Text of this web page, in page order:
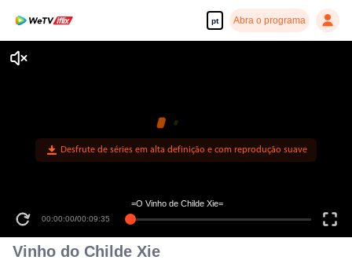
pt Abra o programa
Desfrute de séries em alta definição e com reprodução suave
00:00:00/00:09:35
=O Vinho de Childe Xie=
Vinho do Childe Xie